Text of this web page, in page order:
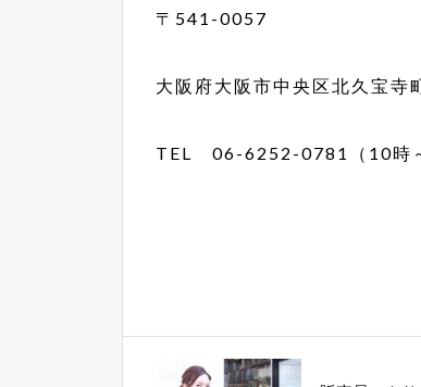
〒541-0057
大阪府大阪市中央区北久宝
TEL 06-6252-0781（10時